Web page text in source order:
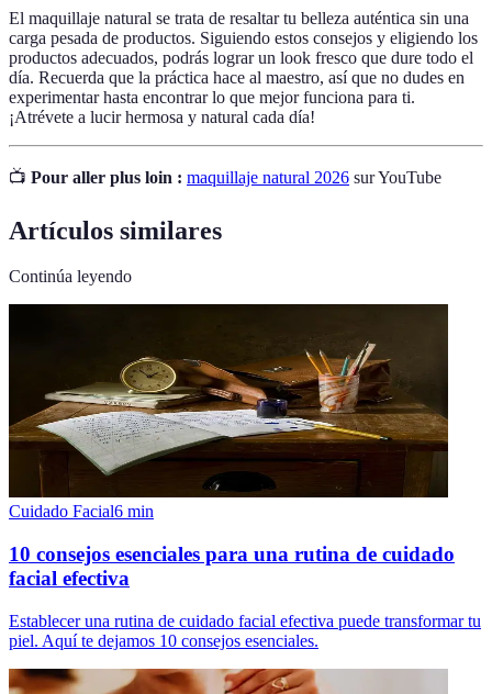
El maquillaje natural se trata de resaltar tu belleza auténtica sin una
carga pesada de productos. Siguiendo estos consejos y eligiendo los
productos adecuados, podrás lograr un look fresco que dure todo el
día. Recuerda que la práctica hace al maestro, así que no dudes en
experimentar hasta encontrar lo que mejor funciona para ti.
¡Atrévete a lucir hermosa y natural cada día!
📺 Pour aller plus loin : maquillaje natural 2026 sur YouTube
Artículos similares
Continúa leyendo
Cuidado Facial6 min
10 consejos esenciales para una rutina de cuidado
facial efectiva
Establecer una rutina de cuidado facial efectiva puede transformar tu
piel. Aquí te dejamos 10 consejos esenciales.